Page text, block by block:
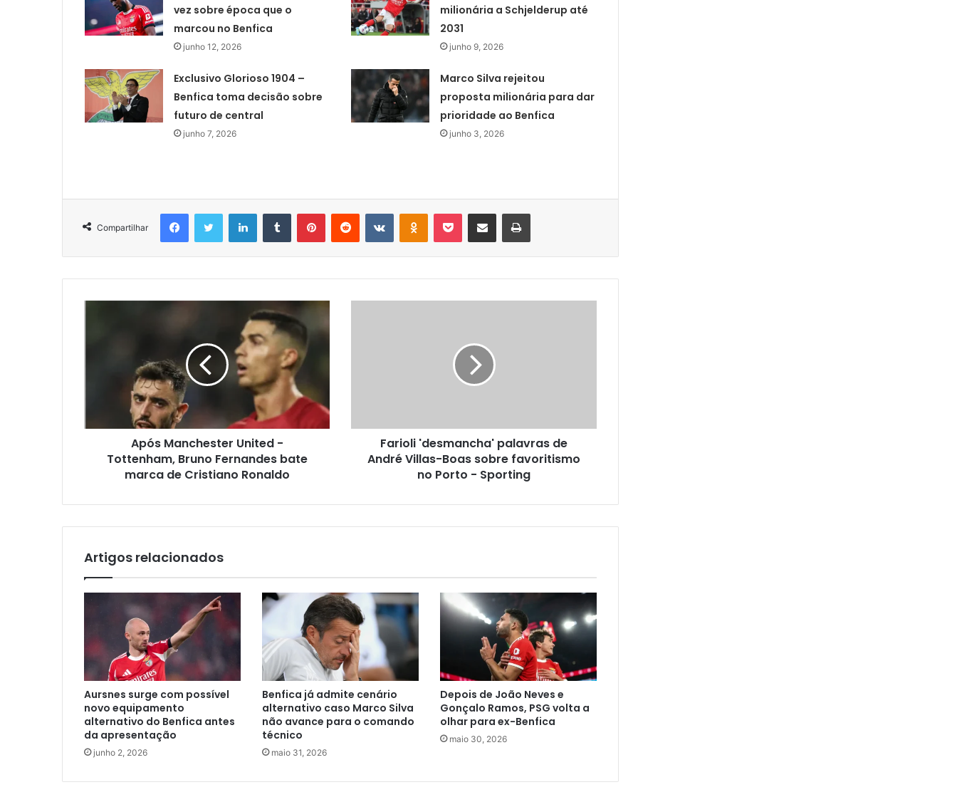
vez sobre época que o
marcou no Benfica
junho 12, 2026
milionária a Schjelderup até
2031
junho 9, 2026
Exclusivo Glorioso 1904 –
Benfica toma decisão sobre
futuro de central
junho 7, 2026
Marco Silva rejeitou
proposta milionária para dar
prioridade ao Benfica
junho 3, 2026
Compartilhar
FacebookTwitter LinkedinTumblr PinterestReddit VK OK Pocket Compartilhar via e-mail Imprimir
Após Manchester United -
Tottenham, Bruno Fernandes bate
marca de Cristiano Ronaldo
Farioli 'desmancha' palavras de
André Villas-Boas sobre favoritismo
no Porto - Sporting
Artigos relacionados
Aursnes surge com possível
novo equipamento
alternativo do Benfica antes
da apresentação
junho 2, 2026
Benfica já admite cenário
alternativo caso Marco Silva
não avance para o comando
técnico
maio 31, 2026
Depois de João Neves e
Gonçalo Ramos, PSG volta a
olhar para ex-Benfica
maio 30, 2026